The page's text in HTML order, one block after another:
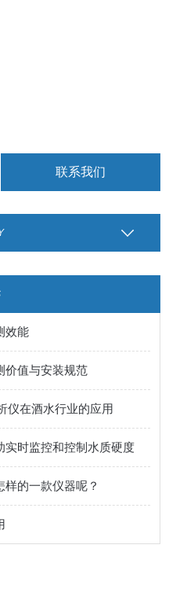
联系我们
效能
价值与安装规范
仪在酒水行业的应用
实时监控和控制水质硬度
的一款仪器呢？